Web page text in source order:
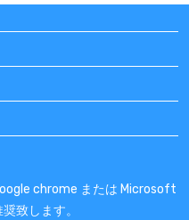
chrome または Microsoft
致します。